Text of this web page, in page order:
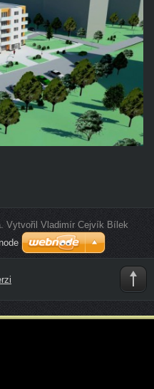
Vytvořil Vladimír Cejvík Bílek